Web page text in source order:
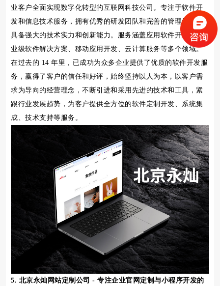
业客户全面实现数字化转型的互联网科技公司。专注于软件开
发和信息技术服务，拥有优秀的研发团队和完善的管理体系，
具备强大的技术实力和创新能力。服务涵盖应用软件开发、企
业级软件解决方案、移动应用开发、云计算服务等多个领域。
在过去的 14 年里，已成功为众多企业提供了优质的软件开发服
务，赢得了客户的信任和好评，始终坚持以人为本，以客户需
求为导向的经营理念，不断引进和采用先进的技术和工具，紧
跟行业发展趋势，为客户提供全方位的软件定制开发、系统集
成、技术支持等服务。
5. 北京永灿网站定制公司 - 专注企业官网定制与小程序开发的